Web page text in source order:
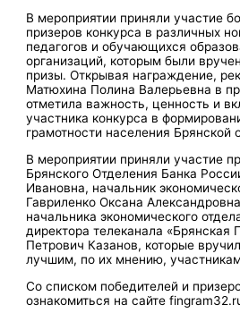
В мероприятии приняли участие
призеров конкурса в различных
педагогов и обучающихся
организаций, которым были
призы. Открывая награждение,
Матюхина Полина Валерьевна в
отметила важность, ценность и
участника конкурса в
грамотности населения Брянской
В мероприятии приняли участие
Брянского Отделения Банка
Ивановна, начальник
Гавриленко Оксана
начальника экономического
директора телеканала «Брянская
Петрович Казанов, которые
лучшим, по их мнению,
Со списком победителей и
ознакомиться на сайте